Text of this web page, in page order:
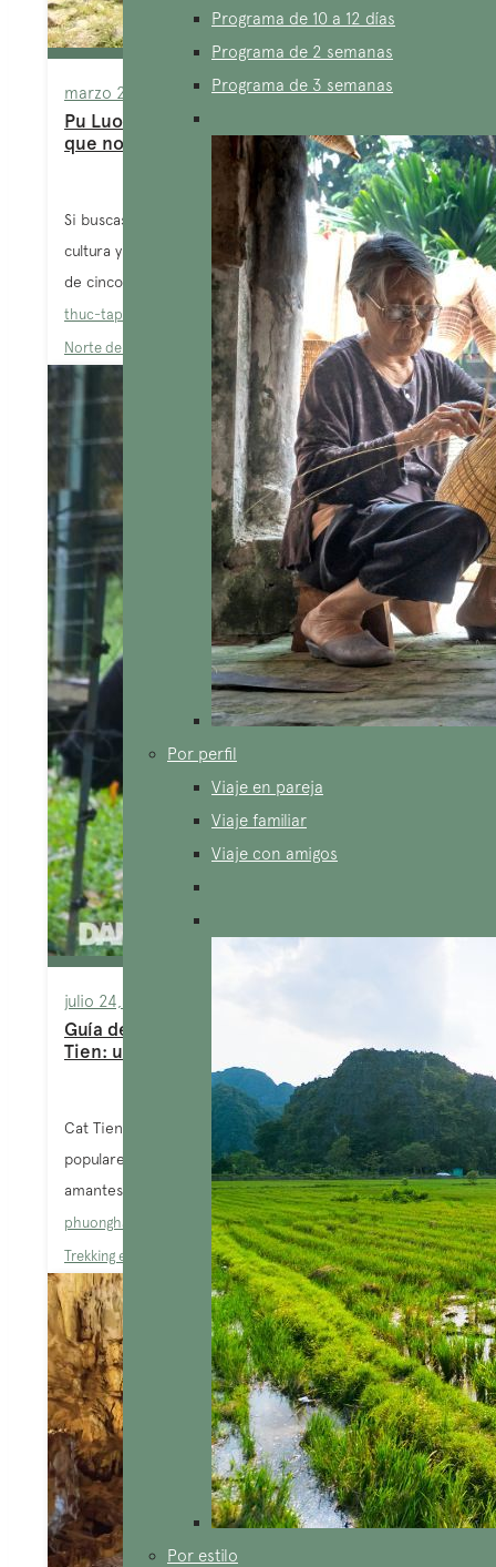
Programa de 10 a 12 días
Programa de 2 semanas
Programa de 3 semanas
Por perfil
Viaje en pareja
Viaje familiar
Viaje con amigos
Por estilo
marzo 2, 2026
Pu Luong y Ninh Binh, 2 joyas de Vietnam
que no te puedes perder
Si buscas una aventura en la que la naturaleza, la
cultura y la autenticidad se encuentren, este circuito
de cinco...
thuc-tap-sinh Lugares para explorar Ninh Binh,
Norte de Vietnam
Trekking en Vietnam
julio 24, 2024
Guía de viaje del Parque Nacional Cat
Tien: una descripción general local
Cat Tien es uno de los parques nacionales más
populares de Vietnam, una verdadera joya para los
amantes de la...
phuongha El sur de Vietnam., Lugares para explorar,
Trekking en Vietnam